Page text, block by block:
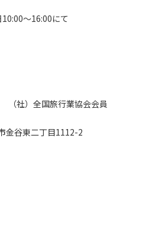
～16:00にて
社）全国旅行業協会会員
谷東二丁目1112-2